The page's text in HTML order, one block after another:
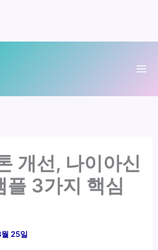
개선, 나이아신
플 3가지 핵심
25일